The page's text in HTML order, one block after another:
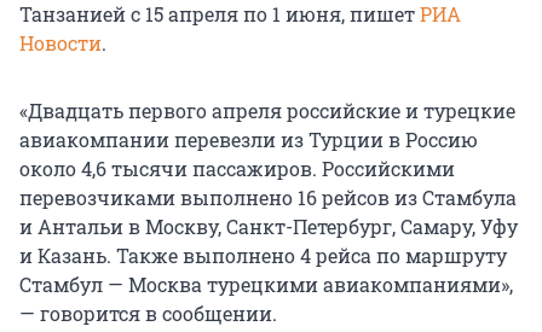
Танзанией с 15 апреля по 1 июня, пишетРИА
Новости.
«Двадцать первого апреля российские и турецкие
авиакомпании перевезли из Турции в Россию
около 4,6 тысячи пассажиров. Российскими
перевозчиками выполнено 16 рейсов из Стамбула
и Антальи в Москву, Санкт-Петербург, Самару, Уфу
и Казань. Также выполнено 4 рейса по маршруту
Стамбул — Москва турецкими авиакомпаниями»,
— говорится в сообщении.